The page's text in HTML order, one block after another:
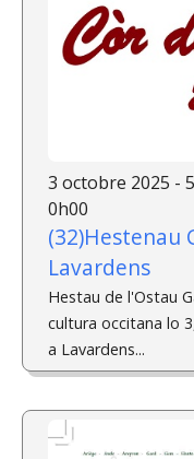
3 octobre 2025 -
0h00
(32)Hestenau
Lavardens
Hestau de l'Ostau
cultura occitana lo
a Lavardens...